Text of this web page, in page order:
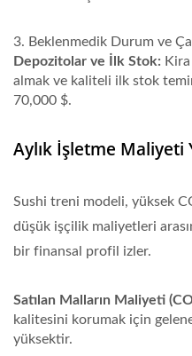
3. Beklenmedik Durum ve
Depozitolar ve İlk Stok:
almak ve kaliteli ilk stok
70,000 $.
Aylık İşletme Maliyeti
Sushi treni modeli, yüksek
düşük işçilik maliyetleri
bir finansal profil izler.
Satılan Malların Maliyeti
kalitesini korumak için
yüksektir.